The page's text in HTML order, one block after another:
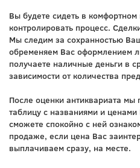
Вы будете сидеть в
контролировать процесс.
Мы следим за сохранностью
обременяем Вас оформлением
получаете наличные деньги в
зависимости от количества
После оценки антиквариата
таблицу с названиями и
сможете спокойно с ней
продаже, если цена Вас
выплачиваем сразу, на месте.